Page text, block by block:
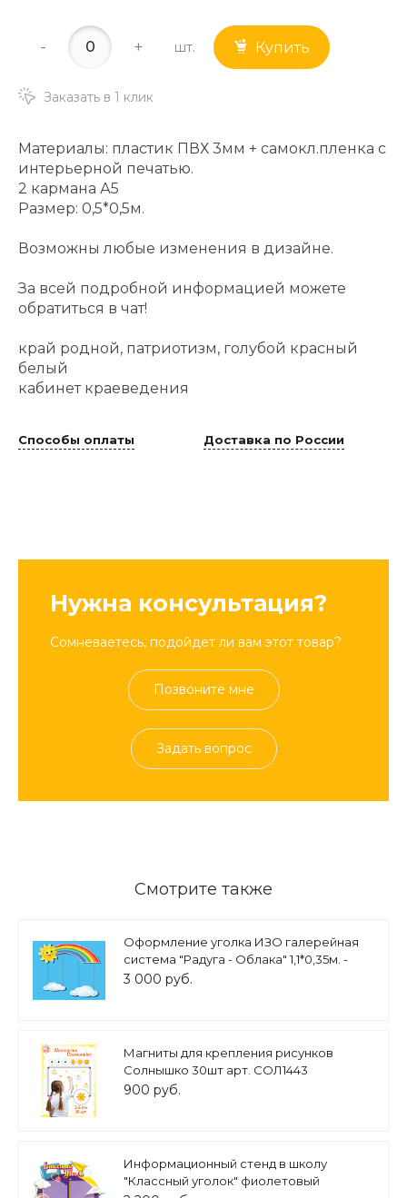
- + шт. Купить
Заказать в 1 клик
Материалы: пластик ПВХ 3мм + самокл.пленка с
интерьерной печатью.
2 кармана А5
Размер: 0,5*0,5м.
Возможны любые изменения в дизайне.
За всей подробной информацией можете
обратиться в чат!
край родной, патриотизм, голубой красный
белый
кабинет краеведения
Способы оплаты Доставка по России
Нужна консультация?
Сомневаетесь, подойдет ли вам этот товар?
Позвоните мне
Задать вопрос
Смотрите также
Оформление уголка ИЗО галерейная
система "Радуга - Облака" 1,1*0,35м. -
1шт., 0,4*0,15м., 0,5*0,2м. Арт П1265
3 000 руб.
Магниты для крепления рисунков
Солнышко 30шт арт. СОЛ1443
900 руб.
Информационный стенд в школу
"Классный уголок" фиолетовый